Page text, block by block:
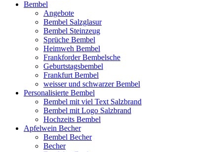
Bembel
Angebote
Bembel Salzglasur
Bembel Steinzeug
Sprüche Bembel
Heimweh Bembel
Frankforder Bembelsche
Geburtstagsbembel
Frankfurt Bembel
weisser und schwarzer Bembel
Personalisierte Bembel
Bembel mit viel Text Salzbrand
Bembel mit Logo Salzbrand
Hochzeits Bembel
Apfelwein Becher
Bembel Becher
Becher